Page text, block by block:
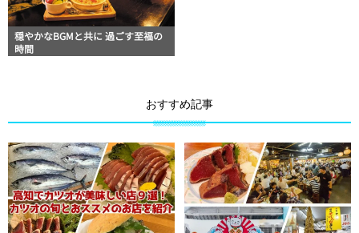
穏やかなBGMと共に 過ごす至福の
時間
おすすめ記事